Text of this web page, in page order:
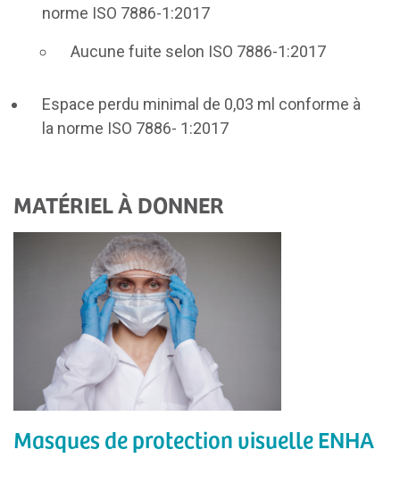
norme ISO 7886-1:2017
Aucune fuite selon ISO 7886-1:2017
Espace perdu minimal de 0,03 ml conforme à
la norme ISO 7886- 1:2017
MATÉRIEL À DONNER
Masques de protection visuelle ENHA